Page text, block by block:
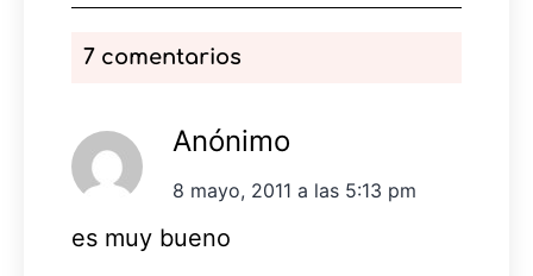
7 comentarios
Anónimo
8 mayo, 2011 a las 5:13 pm
es muy bueno